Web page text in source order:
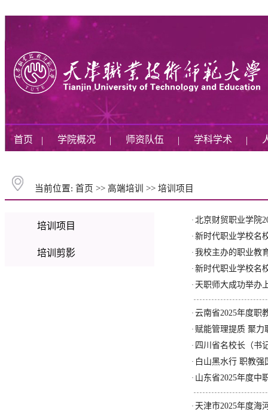
首页 | 学院概况 | 师资队伍 | 学科学术 |
当前位置: 首页 >> 高端培训 >> 培训项目
培训项目
培训剪影
· 北京财贸职业学院
· 新时代职业学校名
· 我校主办的职业教
· 新时代职业学校名
· 天职师大成功举办
· 云南省2025年度职
· 赋能管理提质 聚力
· 四川省名校长（书
· 白山黑水行 职教
· 山东省2025年度中
· 天津市2025年度海